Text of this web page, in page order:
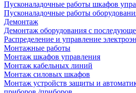
Пусконаладочные работы шкафов
Пусконаладочные работы
Демонтаж
Демонтаж оборудования с
Распределение и управление
Монтажные работы
Монтаж шкафов управления
Монтаж кабельных линий
Монтаж силовых шкафов
Монтаж устройств защиты и